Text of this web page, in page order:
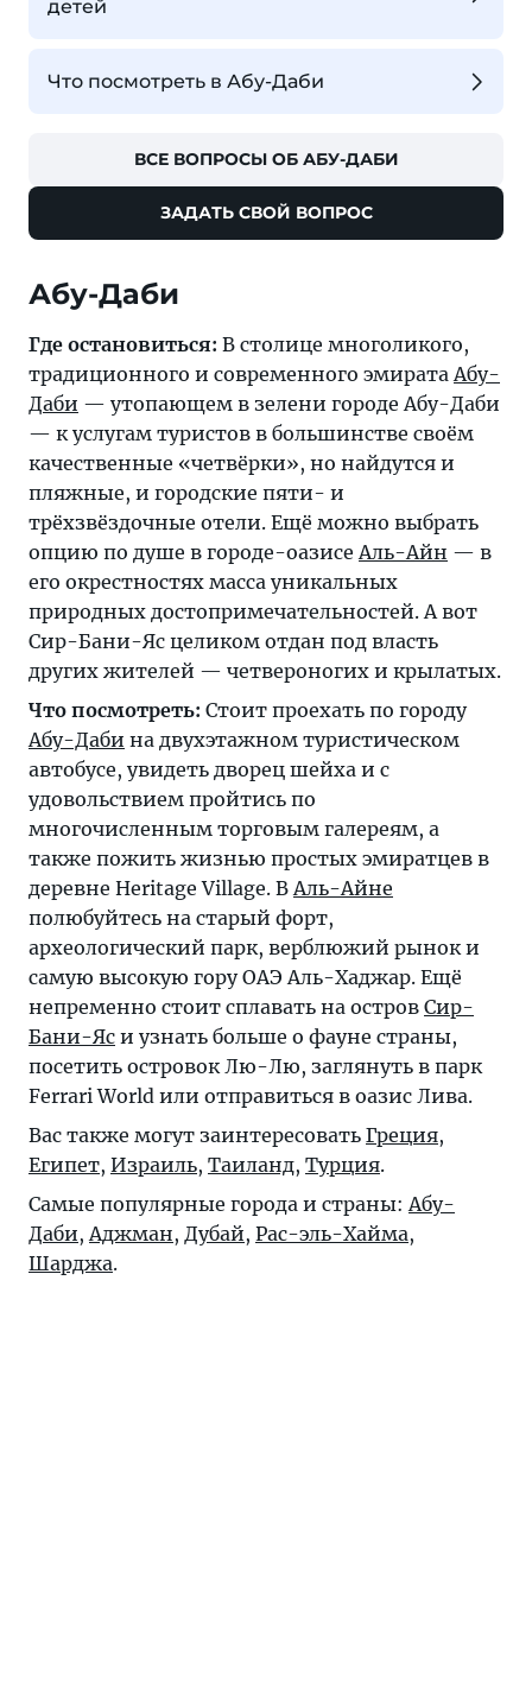
детей
Что посмотреть в Абу-Даби
ВСЕ ВОПРОСЫ ОБ АБУ-ДАБИ
ЗАДАТЬ СВОЙ ВОПРОС
Абу-Даби
Где остановиться: В столице многоликого,
традиционного и современного эмирата Абу-
Даби — утопающем в зелени городе Абу-Даби
— к услугам туристов в большинстве своём
качественные «четвёрки», но найдутся и
пляжные, и городские пяти- и
трёхзвёздочные отели. Ещё можно выбрать
опцию по душе в городе-оазисе Аль-Айн — в
его окрестностях масса уникальных
природных достопримечательностей. А вот
Сир-Бани-Яс целиком отдан под власть
других жителей — четвероногих и крылатых.
Что посмотреть: Стоит проехать по городу
Абу-Даби на двухэтажном туристическом
автобусе, увидеть дворец шейха и с
удовольствием пройтись по
многочисленным торговым галереям, а
также пожить жизнью простых эмиратцев в
деревне Heritage Village. В Аль-Айне
полюбуйтесь на старый форт,
археологический парк, верблюжий рынок и
самую высокую гору ОАЭ Аль-Хаджар. Ещё
непременно стоит сплавать на остров Сир-
Бани-Яс и узнать больше о фауне страны,
посетить островок Лю-Лю, заглянуть в парк
Ferrari World или отправиться в оазис Лива.
Вас также могут заинтересовать Греция,
Египет, Израиль, Таиланд, Турция.
Самые популярные города и страны: Абу-
Даби, Аджман, Дубай, Рас-эль-Хайма,
Шарджа.